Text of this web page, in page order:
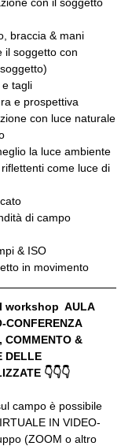
braccia & mani
il soggetto con
e tagli
e prospettiva
con luce naturale
la luce ambiente
come luce di
di campo
& ISO
in movimento
workshop  AULA
CONFERENZA
COMMENTO &
DELLE
👇👇👇
campo è possibile
IN VIDEO-
(ZOOM o altro